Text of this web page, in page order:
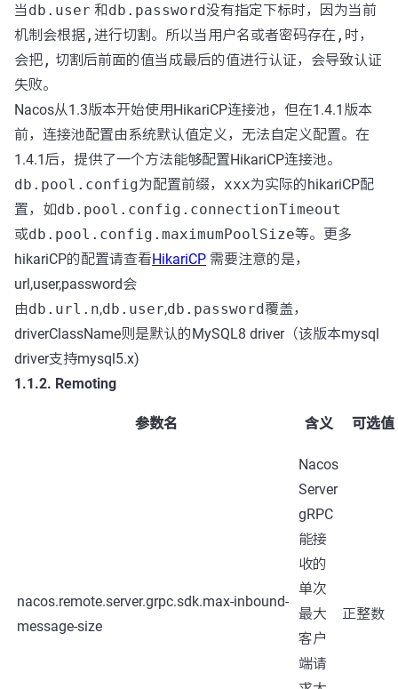
当db.user 和db.password没有指定下标时，因为当前
机制会根据 , 进行切割。所以当用户名或者密码存在 , 时，
会把 , 切割后前面的值当成最后的值进行认证，会导致认证
失败。
Nacos从1.3版本开始使用HikariCP连接池，但在1.4.1版本
前，连接池配置由系统默认值定义，无法自定义配置。在
1.4.1后，提供了一个方法能够配置HikariCP连接池。
db.pool.config为配置前缀， xxx为实际的hikariCP配
置，如db.pool.config.connectionTimeout
或db.pool.config.maximumPoolSize等。更多
hikariCP的配置请查看HikariCP 需要注意的是，
url,user,password会
由db.url.n,db.user,db.password覆盖，
driverClassName则是默认的MySQL8 driver（该版本mysql
driver支持mysql5.x)
1.1.2. Remoting
参数名 含义 可选值
nacos.remote.server.grpc.sdk.max-inbound-
message-size
Nacos
Server
gRPC
能接
收的
单次
最大
客户
端请
正整数